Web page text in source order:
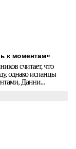
к моментам»
считает, что
однако испанцы
Данни...